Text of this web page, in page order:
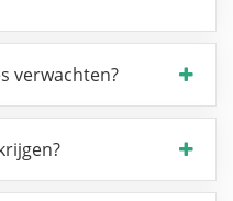
verwachten?